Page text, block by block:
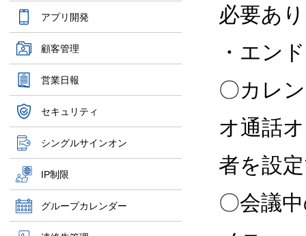
アプリ開発
顧客管理
営業日報
セキュリティ
シングルサインオン
IP制限
グループカレンダー
必要あ
・エン
〇カレ
オ通話
者を設
〇会議